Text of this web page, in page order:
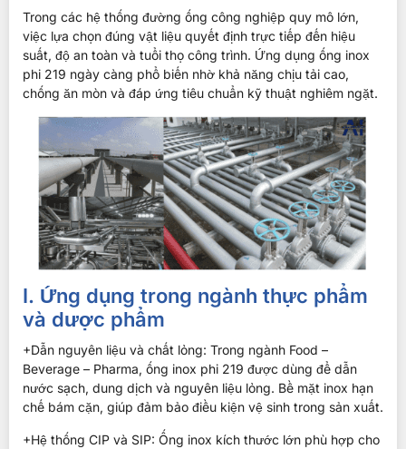
Trong các hệ thống đường ống công nghiệp quy mô lớn,
việc lựa chọn đúng vật liệu quyết định trực tiếp đến hiệu
suất, độ an toàn và tuổi thọ công trình. Ứng dụng ống inox
phi 219 ngày càng phổ biến nhờ khả năng chịu tải cao,
chống ăn mòn và đáp ứng tiêu chuẩn kỹ thuật nghiêm ngặt.
I. Ứng dụng trong ngành thực phẩm
và dược phẩm
+Dẫn nguyên liệu và chất lỏng: Trong ngành Food –
Beverage – Pharma, ống inox phi 219 được dùng để dẫn
nước sạch, dung dịch và nguyên liệu lỏng. Bề mặt inox hạn
chế bám cặn, giúp đảm bảo điều kiện vệ sinh trong sản xuất.
+Hệ thống CIP và SIP: Ống inox kích thước lớn phù hợp cho